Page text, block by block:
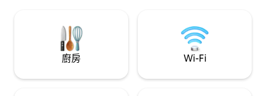
廚房 Wi-Fi